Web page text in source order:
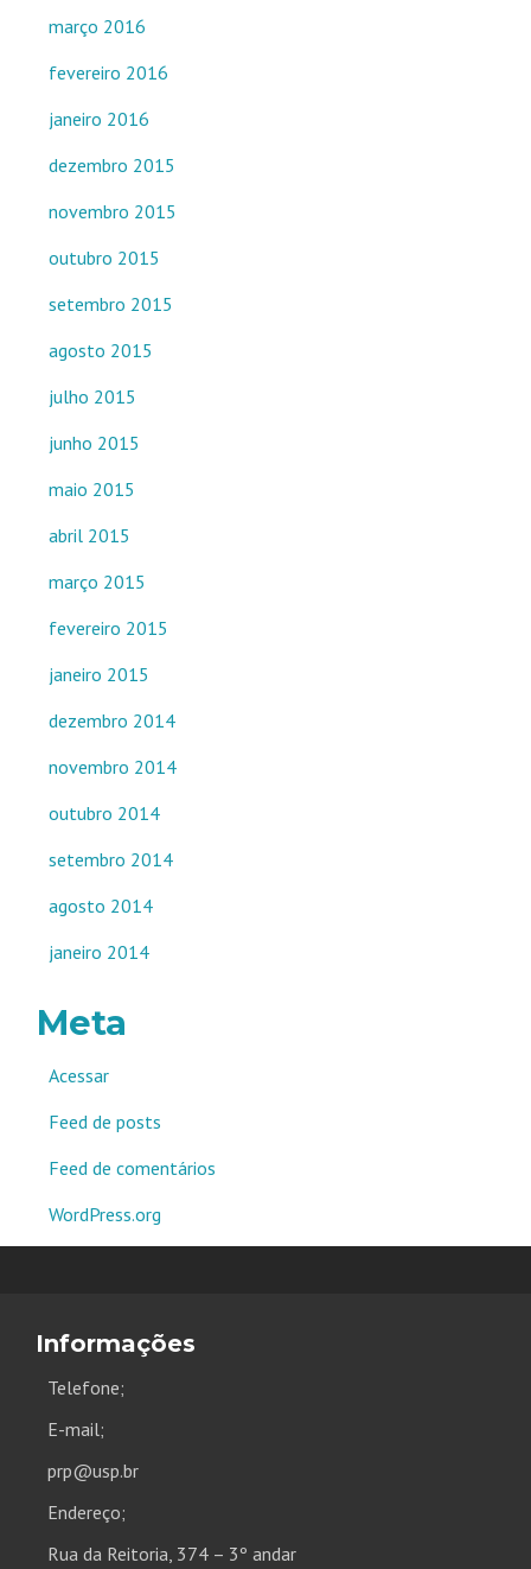
março 2016
fevereiro 2016
janeiro 2016
dezembro 2015
novembro 2015
outubro 2015
setembro 2015
agosto 2015
julho 2015
junho 2015
maio 2015
abril 2015
março 2015
fevereiro 2015
janeiro 2015
dezembro 2014
novembro 2014
outubro 2014
setembro 2014
agosto 2014
janeiro 2014
Meta
Acessar
Feed de posts
Feed de comentários
WordPress.org
Informações
Telefone;
E-mail;
prp@usp.br
Endereço;
Rua da Reitoria, 374 – 3º andar